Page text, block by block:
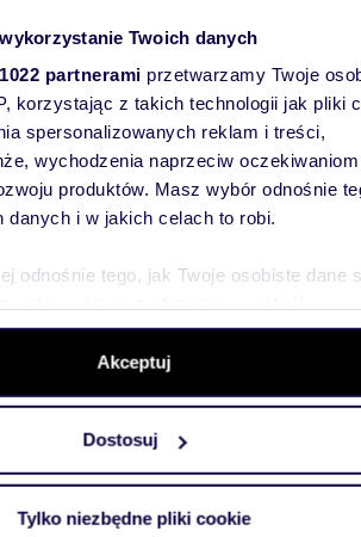
Twoich danych
partnerami przetwarzamy Twoje
korzystając z takich technologii jak pliki
spersonalizowanych reklam i treści,
wychodzenia naprzeciw oczekiwaniom
produktów. Masz wybór odnośnie
danych i w jakich celach to robi.
odnośnie tego, jak Twoje osobiste dane
plików cookie możesz zmienić
w dowolnej chwili.
społecznościowe i analizować ruch w
o tym, jak korzystasz z naszej witryny,
mogą połączyć te informacje z
Akceptuj
Dostosuj
Tylko niezbędne pliki cookie
2
dom
ENG
na